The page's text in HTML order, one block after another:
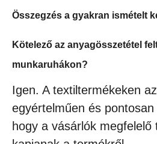
Összegzés a gyakran ismételt
Kötelező az anyagösszetétel
munkaruhákon?
Igen. A textiltermékeken
egyértelműen és
hogy a vásárlók megfelelő